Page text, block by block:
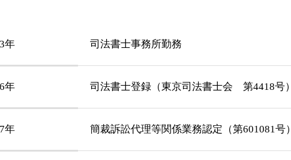
年 司法書士事務所勤務
年 司法書士登録（東京司法書士会 第4418号）
年 簡裁訴訟代理等関係業務認定（第601081号）